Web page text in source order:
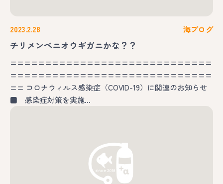
2023.2.28 海ブログ
チリメンベニオウギガニかな？？
=============================
=============================
== コロナウィルス感染症（COVID-19）に関連のお知らせ
■ 感染症対策を実施…